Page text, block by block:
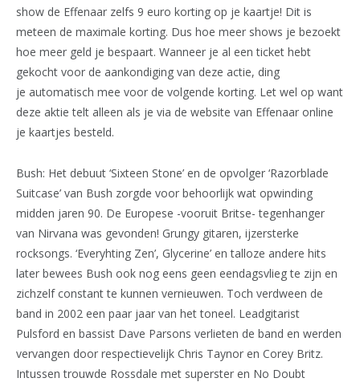
show de Effenaar zelfs 9 euro korting op je kaartje! Dit is
meteen de maximale korting. Dus hoe meer shows je bezoekt
hoe meer geld je bespaart. Wanneer je al een ticket hebt
gekocht voor de aankondiging van deze actie, ding
je automatisch mee voor de volgende korting. Let wel op want
deze aktie telt alleen als je via de website van Effenaar online
je kaartjes besteld.
Bush: Het debuut ‘Sixteen Stone’ en de opvolger ‘Razorblade
Suitcase’ van Bush zorgde voor behoorlijk wat opwinding
midden jaren 90. De Europese -vooruit Britse- tegenhanger
van Nirvana was gevonden! Grungy gitaren, ijzersterke
rocksongs. ‘Everyhting Zen’, Glycerine’ en talloze andere hits
later bewees Bush ook nog eens geen eendagsvlieg te zijn en
zichzelf constant te kunnen vernieuwen. Toch verdween de
band in 2002 een paar jaar van het toneel. Leadgitarist
Pulsford en bassist Dave Parsons verlieten de band en werden
vervangen door respectievelijk Chris Taynor en Corey Britz.
Intussen trouwde Rossdale met superster en No Doubt